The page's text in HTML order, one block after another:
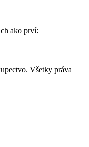
ako prví:
Všetky práva